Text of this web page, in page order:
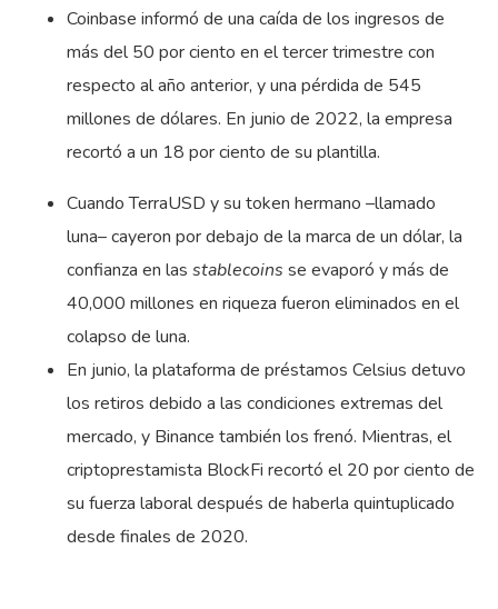
Coinbase informó de una caída de los ingresos de
más del 50 por ciento en el tercer trimestre con
respecto al año anterior, y una pérdida de 545
millones de dólares. En junio de 2022, la empresa
recortó a un 18 por ciento de su plantilla.
Cuando TerraUSD y su token hermano –llamado
luna– cayeron por debajo de la marca de un dólar, la
confianza en las stablecoins se evaporó y más de
40,000 millones en riqueza fueron eliminados en el
colapso de luna.
En junio, la plataforma de préstamos Celsius detuvo
los retiros debido a las condiciones extremas del
mercado, y Binance también los frenó. Mientras, el
criptoprestamista BlockFi recortó el 20 por ciento de
su fuerza laboral después de haberla quintuplicado
desde finales de 2020.